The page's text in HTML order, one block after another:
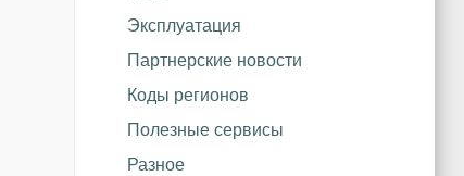
Эксплуатация
Партнерские новости
Коды регионов
Полезные сервисы
Разное